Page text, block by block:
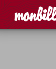
Accueil